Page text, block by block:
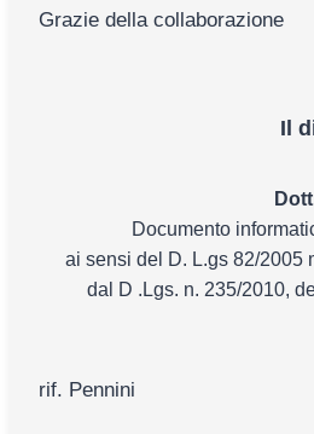
Grazie della collaborazione
Il
Documento
ai sensi del D. L.gs 82/2005
dal D .Lgs. n. 235/2010,
rif. Pennini